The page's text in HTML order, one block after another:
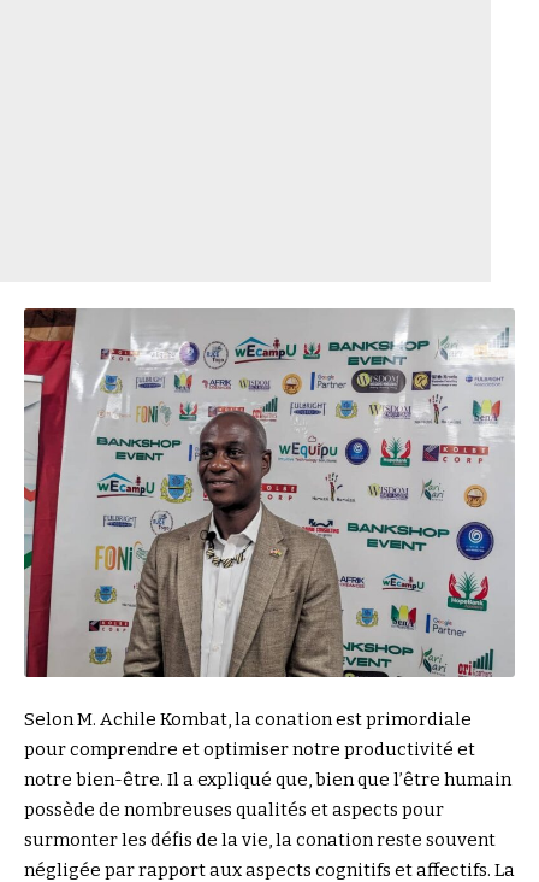
Selon M. Achile Kombat, la conation est primordiale
pour comprendre et optimiser notre productivité et
notre bien-être. Il a expliqué que, bien que l’être humain
possède de nombreuses qualités et aspects pour
surmonter les défis de la vie, la conation reste souvent
négligée par rapport aux aspects cognitifs et affectifs. La